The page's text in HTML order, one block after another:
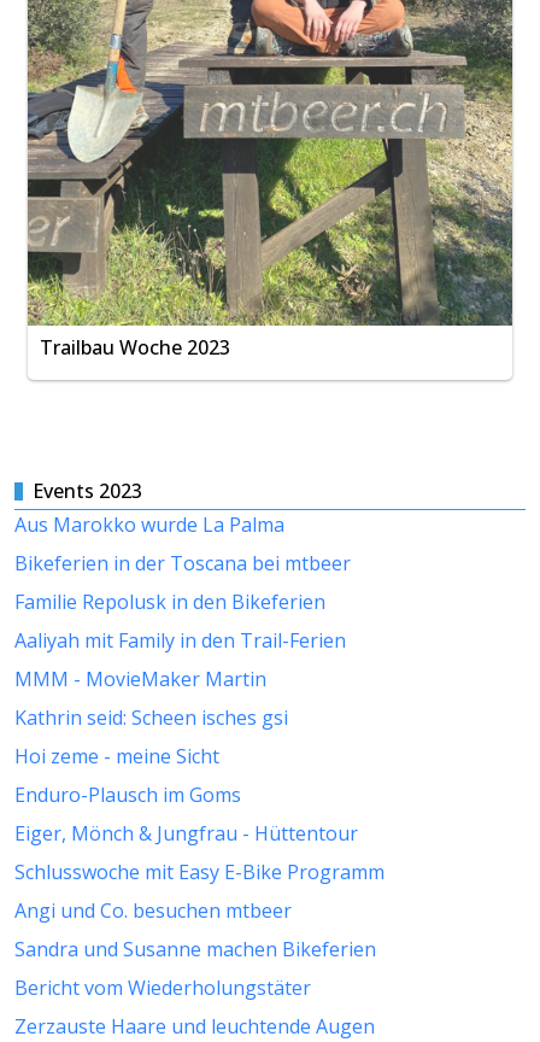
Trailbau Woche 2023
Events 2023
Aus Marokko wurde La Palma
Bikeferien in der Toscana bei mtbeer
Familie Repolusk in den Bikeferien
Aaliyah mit Family in den Trail-Ferien
MMM - MovieMaker Martin
Kathrin seid: Scheen isches gsi
Hoi zeme - meine Sicht
Enduro-Plausch im Goms
Eiger, Mönch & Jungfrau - Hüttentour
Schlusswoche mit Easy E-Bike Programm
Angi und Co. besuchen mtbeer
Sandra und Susanne machen Bikeferien
Bericht vom Wiederholungstäter
Zerzauste Haare und leuchtende Augen